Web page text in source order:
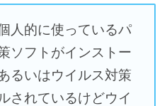
人的に使っているパ
ソフトがインストー
るいはウイルス対策
されているけどウイ